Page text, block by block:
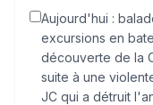
Aujourd'hui :
excursions en
découverte de la
suite à une
JC qui a détruit